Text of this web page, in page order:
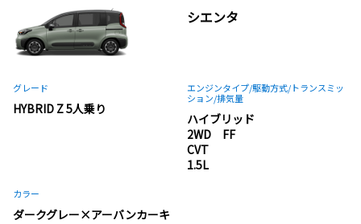
シエンタ
グレード
HYBRID Z 5人乗り
エンジンタイプ/駆動方式/トランスミッ
ション/排気量
ハイブリッド
2WD FF
CVT
1.5L
カラー
ダークグレー×アーバンカーキ